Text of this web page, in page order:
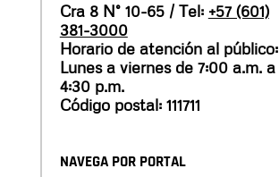
Cra 8 N° 10-65 / Tel: +57 (601)
381-3000
Horario de atención al público:
Lunes a viernes de 7:00 a.m. a
4:30 p.m.
Código postal: 111711
NAVEGA POR PORTAL